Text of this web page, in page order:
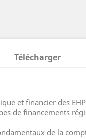
Télécharger
et financier des
de financements
de la